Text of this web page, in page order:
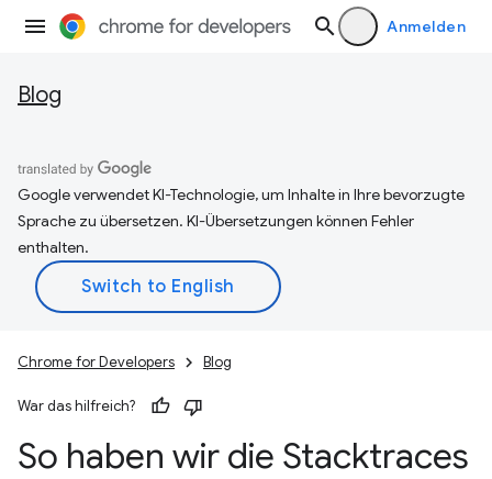
Anmelden
Blog
Google verwendet KI-Technologie, um Inhalte in Ihre bevorzugte
Sprache zu übersetzen. KI-Übersetzungen können Fehler
enthalten.
Chrome for Developers Blog
War das hilfreich?
So haben wir die Stacktraces